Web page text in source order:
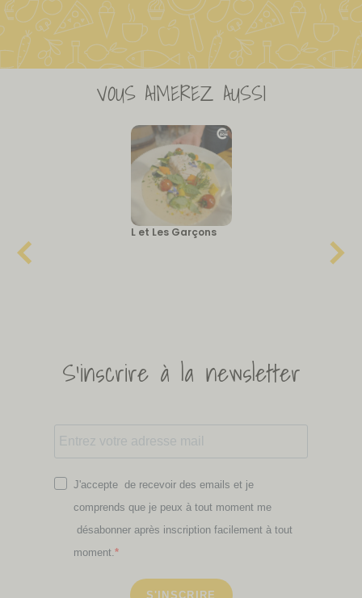
VOUS AIMEREZ AUSSI
L et Les Garçons
S'inscrire à la newsletter
J'accepte de recevoir des emails et je
comprends que je peux à tout moment me
désabonner après inscription facilement à tout
moment.
S'INSCRIRE